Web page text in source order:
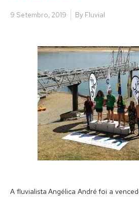
9 Setembro, 2019 By Fluvial
A fluvialista Angélica André foi a